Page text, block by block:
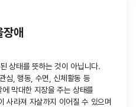
장애
상태를 뜻하는 것이 아닙니다.
심, 행동, 수면, 신체활동 등
막대한 지장을 주는 상태를
사라져 자살까지 이어질 수 있으며